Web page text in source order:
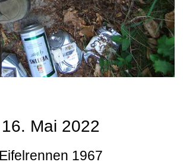
16. Mai 2022
Eifelrennen 1967